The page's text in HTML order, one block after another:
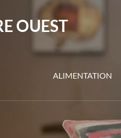
OUEST
ALIMENTATION